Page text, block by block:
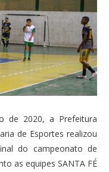
de 2020, a Prefeitura
de Esportes realizou
do campeonato de
as equipes SANTA FÉ